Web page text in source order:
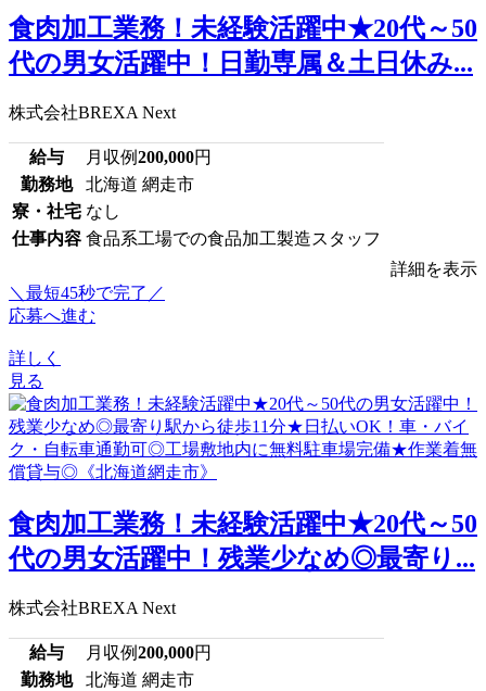
食肉加工業務！未経験活躍中★20代～50
代の男女活躍中！日勤専属＆土日休み...
株式会社BREXA Next
給与 月収例200,000円
勤務地
北海道 網走市
寮・社宅 なし
仕事内容 食品系工場での食品加工製造スタッフ
詳細を表示
＼最短45秒で完了／
応募へ進む
詳しく
見る
食肉加工業務！未経験活躍中★20代～50
代の男女活躍中！残業少なめ◎最寄り...
株式会社BREXA Next
給与 月収例200,000円
勤務地
北海道 網走市